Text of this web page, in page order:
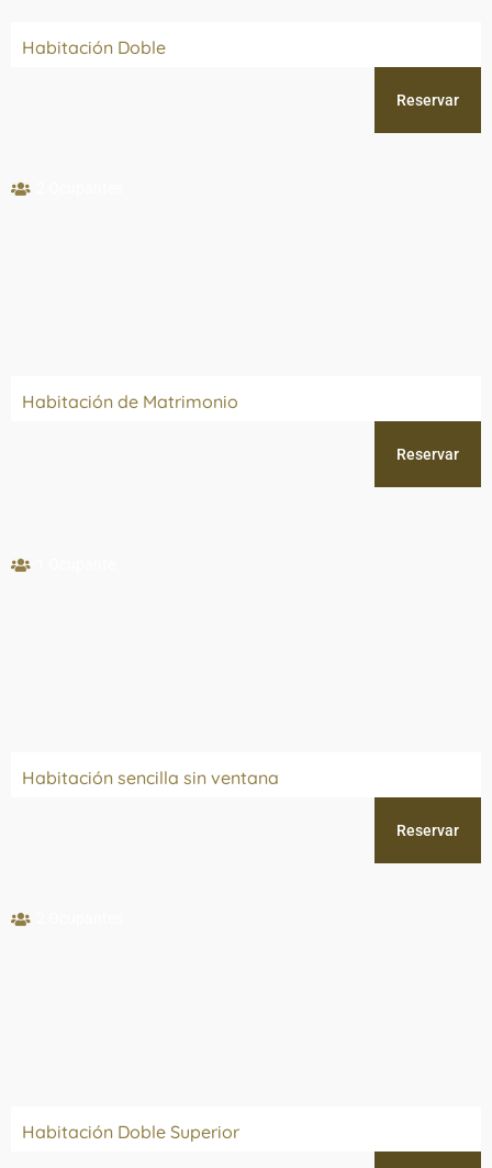
Habitación Doble
Reservar
Habitación de Matrimonio
Reservar
Habitación sencilla sin ventana
Reservar
Habitación Doble Superior